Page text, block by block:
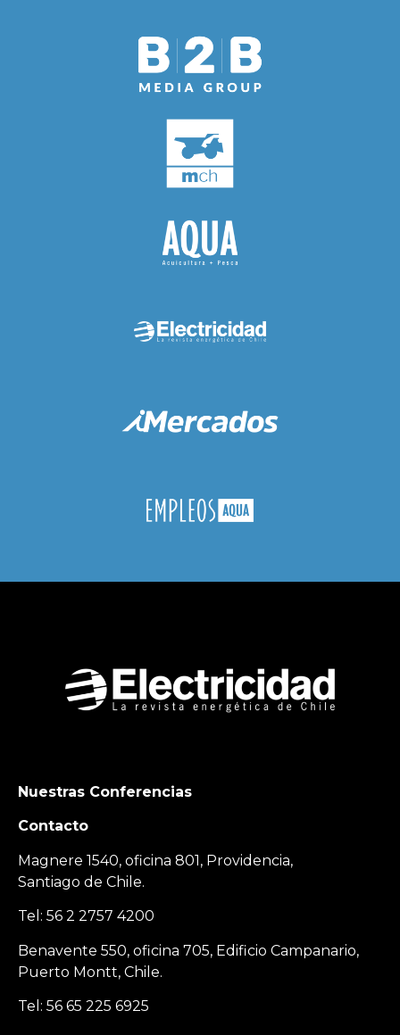
Nuestras Conferencias
Contacto
Magnere 1540, oficina 801, Providencia,
Santiago de Chile.
Tel: 56 2 2757 4200
Benavente 550, oficina 705, Edificio Campanario,
Puerto Montt, Chile.
Tel: 56 65 225 6925